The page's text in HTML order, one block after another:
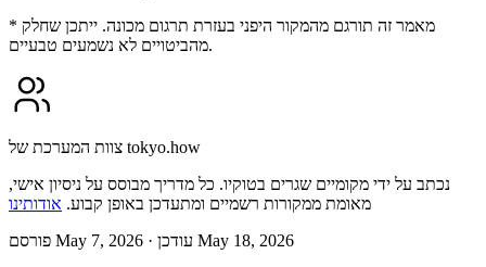
* מאמר זה תורגם מהמקור היפני בעזרת תרגום מכונה. ייתכן שחלק
מהביטויים לא נשמעים טבעיים.
צוות המערכת של tokyo.how
נכתב על ידי מקומיים שגרים בטוקיו. כל מדריך מבוסס על ניסיון אישי,
מאומת ממקורות רשמיים ומתעדכן באופן קבוע. אודותינו
פורסם May 7, 2026
· עודכן May 18, 2026